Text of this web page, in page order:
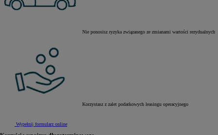
81 900 zł
Yaris Cross
HYBRID
Nie ponosisz ryzyka związanego ze zmianami wartości rezydualnych
Korzystasz z zalet podatkowych leasingu operacyjnego
Wypełnij formularz online